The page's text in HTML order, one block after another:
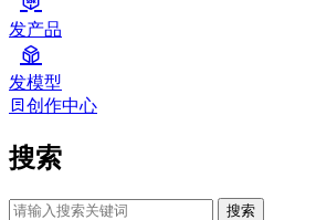
发产品
发模型
创作中心
搜索
搜索